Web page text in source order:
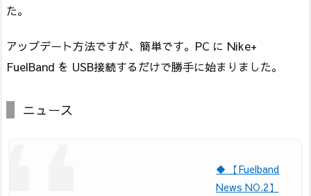
た。
アップデート方法ですが、簡単です。PC に Nike+
FuelBand を USB接続するだけで勝手に始まりました。
ニュース
◆ 【Fuelband
News NO.2】